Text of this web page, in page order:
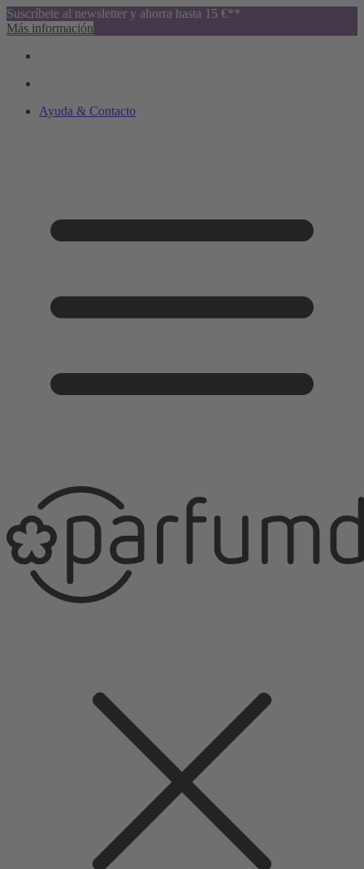
Suscríbete al newsletter y ahorra hasta 15 €**
Más información
Ayuda & Contacto